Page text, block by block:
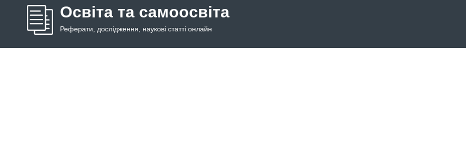
Освіта та самоосвіта
Реферати, дослідження, наукові статті онлайн